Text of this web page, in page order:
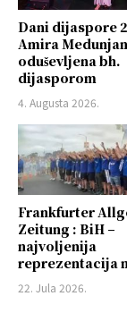
Dani dijaspore
Amira
oduševljena bh.
dijasporom
4. Augusta 2026.
Frankfurter
Zeitung : BiH –
najvoljenija
reprezentacija
22. Jula 2026.